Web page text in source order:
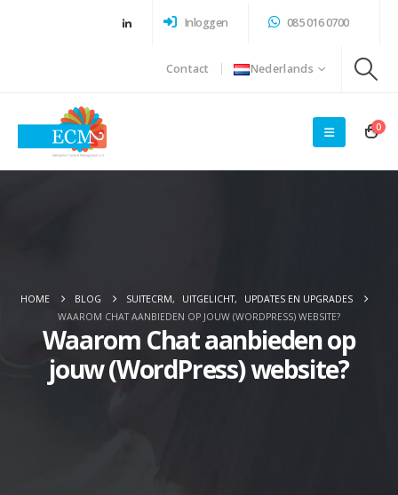
Inloggen 085 016 0700
Contact Nederlands
0
HOME BLOG SUITECRM, UITGELICHT,
UPDATES EN UPGRADES
WAAROM CHAT AANBIEDEN OP JOUW (WORDPRESS) WEBSITE?
Waarom Chat aanbieden op
jouw (WordPress) website?